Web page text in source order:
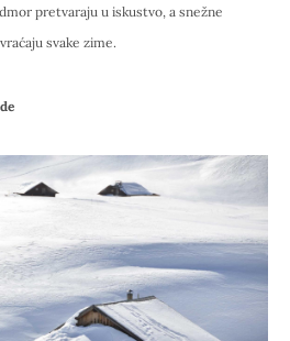
pretvaraju u iskustvo, a snežne
svake zime.